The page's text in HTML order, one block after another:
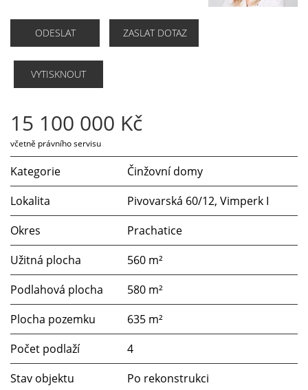
ODESLAT ZASLAT DOTAZ
VYTISKNOUT
15 100 000 Kč
včetně právního servisu
Kategorie
Činžovní domy
Lokalita
Pivovarská 60/12, Vimperk I
Okres
Prachatice
Užitná plocha
560 m²
Podlahová plocha
580 m²
Plocha pozemku
635 m²
Počet podlaží
4
Stav objektu
Po rekonstrukci